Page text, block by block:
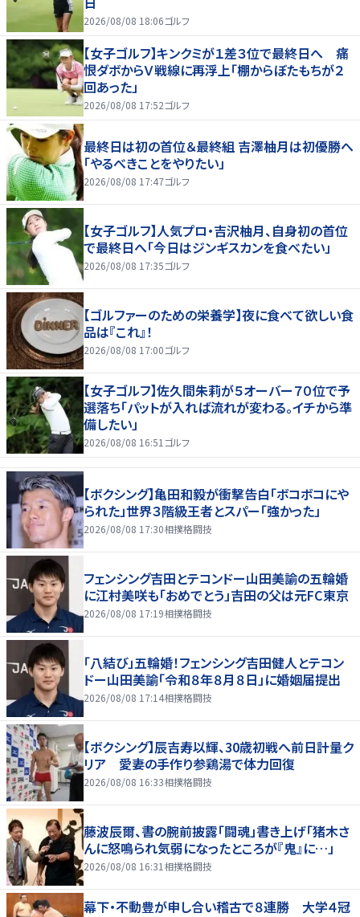
2026/08/08 18:06ゴルフ
【女子ゴルフ】キンクミが１差３位で最終日へ 痛
恨ダボからＶ戦線に再浮上「棚からぼたもちが２
回あった」
2026/08/08 17:52ゴルフ
最終日は初の首位＆最終組 吉澤柚月は初優勝へ
「やるべきことをやりたい」
2026/08/08 17:47ゴルフ
【女子ゴルフ】人気プロ・吉沢柚月、自身初の首位
で最終日へ「今日はジンギスカンを食べたい」
2026/08/08 17:35ゴルフ
【ゴルファーのための栄養学】夜に食べて欲しい食
品は『これ』！
2026/08/08 17:00ゴルフ
【女子ゴルフ】佐久間朱莉が５オーバー７０位で予
選落ち「パットが入れば流れが変わる。イチから準
備したい」
2026/08/08 16:51 ゴルフ
【ボクシング】亀田和毅が衝撃告白「ボコボコにや
られた」世界３階級王者とスパー「強かった」
2026/08/08 17:30相撲格闘技
フェンシング吉田とテコンドー山田美諭の五輪婚
に江村美咲も「おめでとう」吉田の父は元FC東京
2026/08/08 17:19相撲格闘技
「八結び」五輪婚！フェンシング吉田健人とテコン
ドー山田美諭「令和８年８月８日」に婚姻届提出
2026/08/08 17:14相撲格闘技
【ボクシング】辰吉寿以輝、30歳初戦へ前日計量ク
リア 愛妻の手作り参鶏湯で体力回復
2026/08/08 16:33相撲格闘技
藤波辰爾、書の腕前披露「闘魂」書き上げ「猪木さ
んに怒鳴られ気弱になったところが『鬼』に…」
2026/08/08 16:31 相撲格闘技
幕下・不動豊が申し合い稽古で８連勝 大学４冠